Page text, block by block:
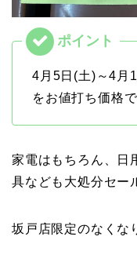
4月5日(土)～4月
をお値打ち価格
家電はもちろん、日
具なども大処分セー
坂戸店限定のなくな